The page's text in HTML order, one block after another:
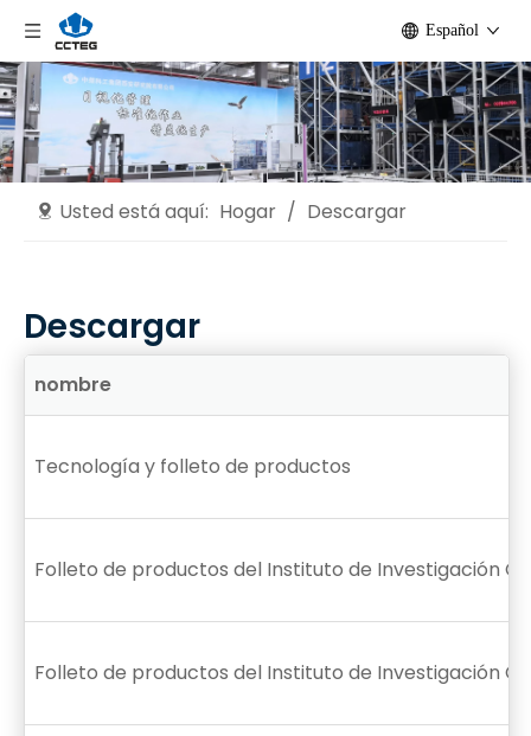
Español
Usted está aquí: Hogar / Descargar
Descargar
nombre
Tecnología y folleto de productos
Folleto de productos del Instituto de Investigación
Folleto de productos del Instituto de Investigación